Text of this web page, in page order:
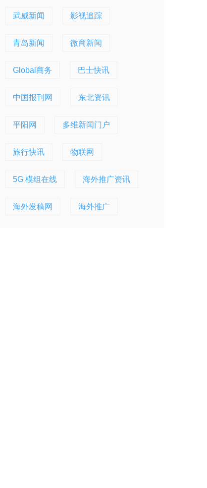
武威新闻 影视追踪
青岛新闻 微商新闻
Global商务 巴士快讯
中国报刊网 东北资讯
平阳网 多维新闻门户
旅行快讯 物联网
5G 模组在线 海外推广资讯
海外发稿网 海外推广